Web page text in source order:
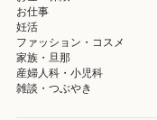
お仕事
妊活
ファッション・コスメ
家族・旦那
産婦人科・小児科
雑談・つぶやき